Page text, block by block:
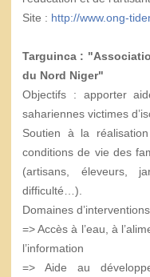
Site : http://www.ong-
Targuinca :
du Nord Niger"
Objectifs : apporter
sahariennes victimes
Soutien à la
conditions de vie des
(artisans, éleveurs,
difficulté…).
Domaines
=> Accès à l’eau, à
l’information
=> Aide au